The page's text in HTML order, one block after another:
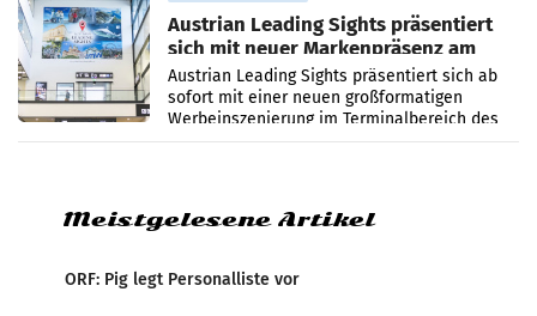
Austrian Leading Sights präsentiert
sich mit neuer Markenpräsenz am
Flughafen Wien
Austrian Leading Sights präsentiert sich ab
sofort mit einer neuen großformatigen
Werbeinszenierung im Terminalbereich des
Flughafen Wien. Die Präsenz befindet sich im
Meistgelesene Artikel
ORF: Pig legt Personalliste vor